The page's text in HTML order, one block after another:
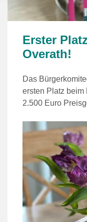
Erster
Overath!
Das
ersten Platz beim
2.500 Euro